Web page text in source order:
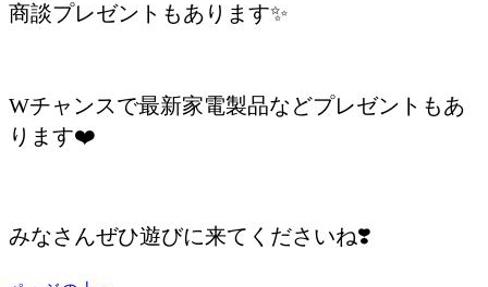
商談プレゼントもあります✨
Wチャンスで最新家電製品などプレゼントもあ
ります❤️
みなさんぜひ遊びに来てくださいね❣️